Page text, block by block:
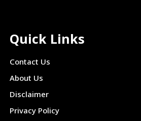
Quick Links
Contact Us
About Us
Disclaimer
Privacy Policy